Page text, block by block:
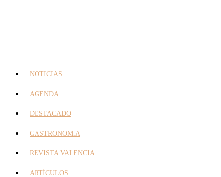
NOTICIAS
AGENDA
DESTACADO
GASTRONOMIA
REVISTA VALENCIA
ARTÍCULOS